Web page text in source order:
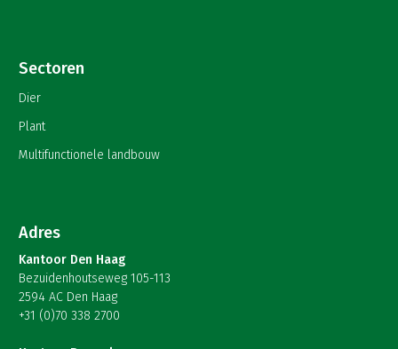
Sectoren
Dier
Plant
Multifunctionele landbouw
Adres
Kantoor Den Haag
Bezuidenhoutseweg 105-113
2594 AC Den Haag
+31 (0)70 338 2700